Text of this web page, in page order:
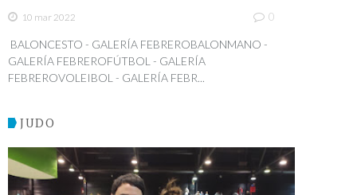
10 mar 2022 0
BALONCESTO - GALERÍA FEBREROBALONMANO -
GALERÍA FEBREROFÚTBOL - GALERÍA
FEBREROVOLEIBOL - GALERÍA FEBR...
JUDO